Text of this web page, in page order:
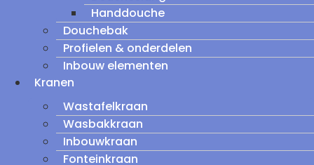
Handdouche
Douchebak
Profielen & onderdelen
Inbouw elementen
Kranen
Wastafelkraan
Wasbakkraan
Inbouwkraan
Fonteinkraan